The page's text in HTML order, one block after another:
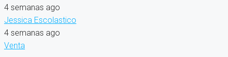
4 semanas ago
Jessica Escolastico
4 semanas ago
Venta